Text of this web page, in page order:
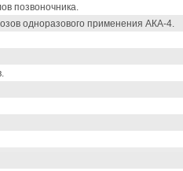
позвоночника.
одноразового применения АКА-4.